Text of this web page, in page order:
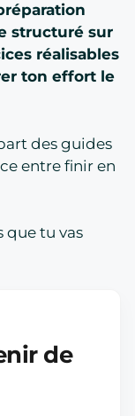
structuré sur
réalisables
ton effort le
des guides
entre finir en
que tu vas
de